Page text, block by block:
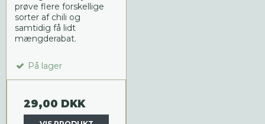
prøve flere forskellige
sorter af chili og
samtidig få lidt
mængderabat.
På lager
29,00 DKK